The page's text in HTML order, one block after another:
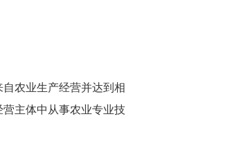
农业生产经营并达到相
主体中从事农业专业技